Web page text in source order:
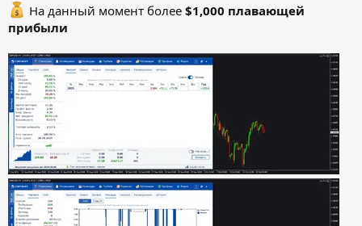
На данный момент более $1,000 плавающей
прибыли